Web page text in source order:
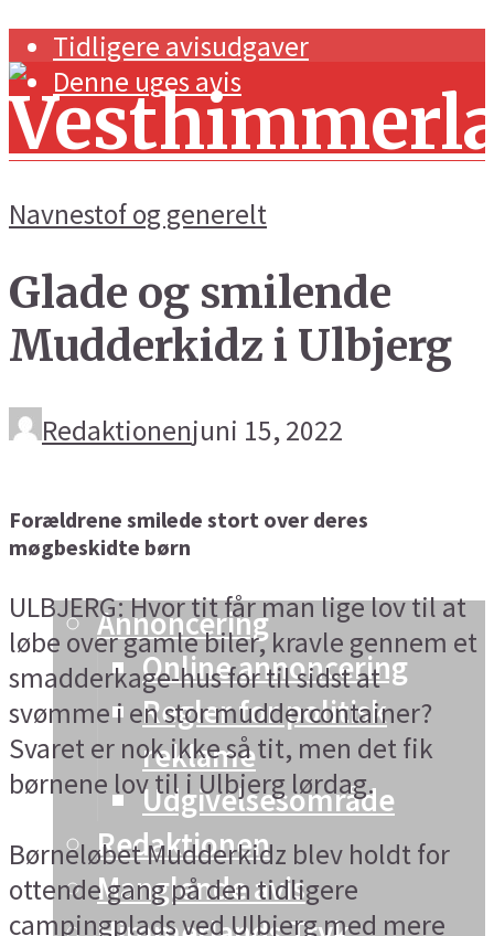
Tidligere avisudgaver
Denne uges avis
Forside
Navnestof og generelt
Kunst og kultur
Vesthimmerland
Annoncering
Online annoncering
Regler for politisk
reklame
Udgivelsesområde
Redaktionen
Manglende avis
Navnestof og generelt
Glade og smilende
Mudderkidz i Ulbjerg
Redaktionenjuni 15, 2022
Forældrene smilede stort over deres
møgbeskidte børn
ULBJERG: Hvor tit får man lige lov til at
løbe over gamle biler, kravle gennem et
smadderkage-hus for til sidst at
svømme i en stor muddercontainer?
Svaret er nok ikke så tit, men det fik
børnene lov til i Ulbjerg lørdag.
Børneløbet Mudderkidz blev holdt for
ottende gang på den tidligere
campingplads ved Ulbjerg med mere